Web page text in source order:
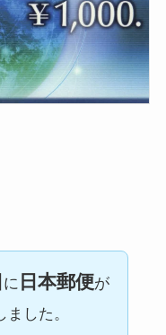
に 日本郵便が
ました。